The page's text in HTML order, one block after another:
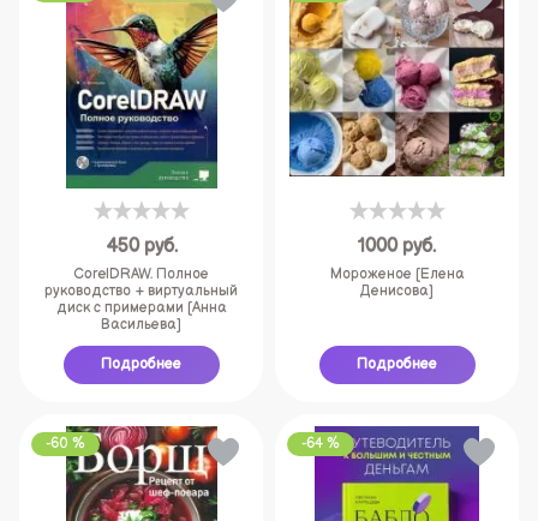
450 руб.
CorelDRAW. Полное
руководство + виртуальный
диск с примерами [Анна
Васильева]
Подробнее
1000 руб.
Мороженое [Елена
Денисова]
Подробнее
-60 % -64 %